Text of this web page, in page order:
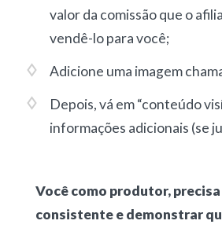
valor da comissão que o
vendê-lo para você;
Adicione uma imagem
Depois, vá em “conteúdo
informações adicionais (se
Você como produtor,
consistente e demonstrar